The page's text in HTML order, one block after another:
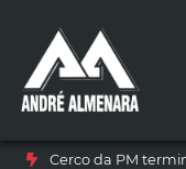
Cerco da PM